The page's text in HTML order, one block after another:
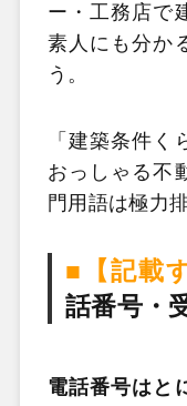
ー・工務店で
素人にも分か
う。
「建築条件く
おっしゃる不
門用語は極力
■【記載
話番号・
電話番号はと